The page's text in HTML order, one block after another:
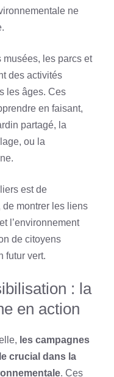
ne
musées, les parcs et
des activités
les âges. Ces
en faisant,
partagé, la
ou la
est de
de montrer les liens
l’environnement
de citoyens
futur vert.
: la
en action
les campagnes
crucial dans la
. Ces